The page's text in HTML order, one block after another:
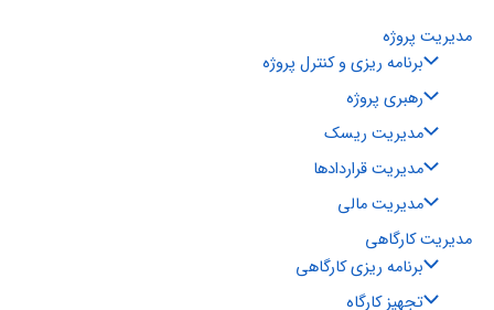
مدیریت پروژه
برنامه ریزی و کنترل پروژه
رهبری پروژه
مدیریت ریسک
مدیریت قراردادها
مدیریت مالی
مدیریت کارگاهی
برنامه ریزی کارگاهی
تجهیز کارگاه